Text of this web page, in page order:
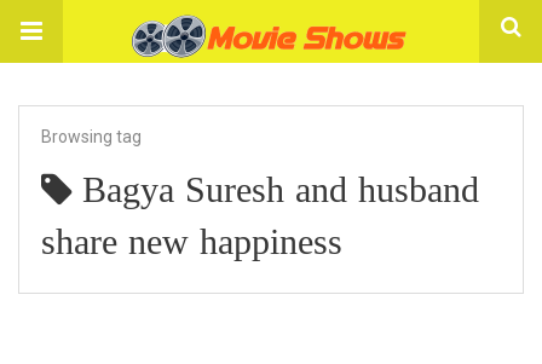
Browsing tag
Bagya Suresh and husband
share new happiness